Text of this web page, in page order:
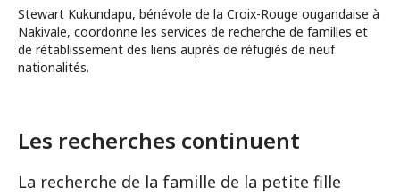
Stewart Kukundapu, bénévole de la Croix-Rouge ougandaise à
Nakivale, coordonne les services de recherche de familles et
de rétablissement des liens auprès de réfugiés de neuf
nationalités.
Les recherches continuent
La recherche de la famille de la petite fille